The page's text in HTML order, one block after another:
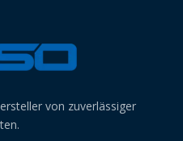
von zuverlässiger